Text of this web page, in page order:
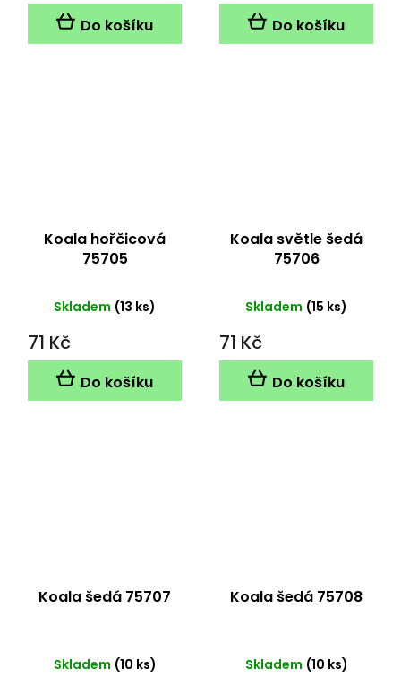
Do košíku Do košíku
Koala hořčicová
75705
Skladem (13 ks)
71 Kč
Do košíku
Koala světle šedá
75706
Skladem (15 ks)
71 Kč
Do košíku
Koala šedá 75707
Skladem (10 ks)
Koala šedá 75708
Skladem (10 ks)